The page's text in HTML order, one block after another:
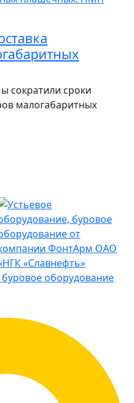
сократили сроки
малогабаритных